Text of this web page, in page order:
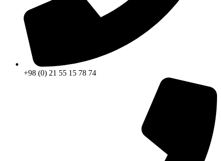
+98 (0) 21 55 15 78 74